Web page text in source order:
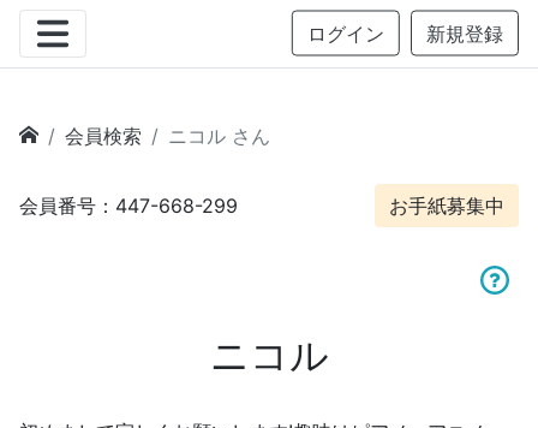
ログイン 新規登録
会員検索 ニコル さん
会員番号：447-668-299 お手紙募集中
ニコル